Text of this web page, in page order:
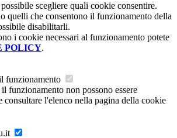
scegliere quali cookie consentire.
quelli che consentono il funzionamento della
disabilitarli.
i cookie necessari al funzionamento potete
POLICY.
funzionamento
funzionamento non possono essere
consultare l'elenco nella pagina della cookie